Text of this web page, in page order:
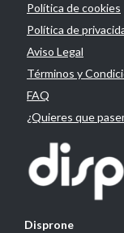
Política de cookies
Política de
Aviso Legal
Términos y
FAQ
¿Quieres que
Disprone